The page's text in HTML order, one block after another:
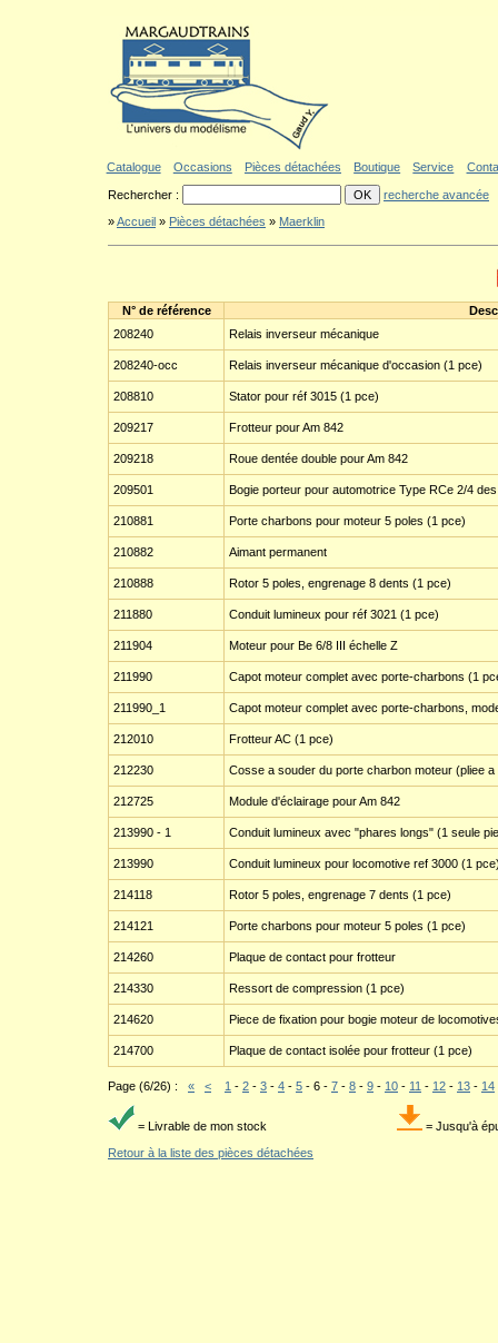
Catalogue Occasions Pièces détachées Boutique Service
Rechercher :
recherche avancée
»Accueil » Pièces détachées » Maerklin
N° de référence
208240
Relais inverseur mécanique
208240-occ Relais inverseur mécanique d'occasion (1 pce)
208810 Stator pour réf 3015 (1 pce)
209217 Frotteur pour Am 842
209218 Roue dentée double pour Am 842
209501 Bogie porteur pour automotrice Type RCe 2/4
210881 Porte charbons pour moteur 5 poles (1 pce)
210882 Aimant permanent
210888 Rotor 5 poles, engrenage 8 dents (1 pce)
211880 Conduit lumineux pour réf 3021 (1 pce)
211904 Moteur pour Be 6/8 III échelle Z
211990 Capot moteur complet avec porte-charbons (1
211990_1 Capot moteur complet avec porte-charbons,
212010 Frotteur AC (1 pce)
212230 Cosse a souder du porte charbon moteur (pliee a
212725 Module d'éclairage pour Am 842
213990 - 1 Conduit lumineux avec "phares longs" (1 seule
213990 Conduit lumineux pour locomotive ref 3000 (1
214118 Rotor 5 poles, engrenage 7 dents (1 pce)
214121 Porte charbons pour moteur 5 poles (1 pce)
214260 Plaque de contact pour frotteur
214330 Ressort de compression (1 pce)
214620 Piece de fixation pour bogie moteur de
214700 Plaque de contact isolée pour frotteur (1 pce)
Page (6/26) : « < 1 - 2 - 3 - 4 - 5 - 6 - 7 - 8 - 9 - 10 - 11 - 12 - 13 - 14
= Livrable de mon stock = Jusqu'à
Retour à la liste des pièces détachées